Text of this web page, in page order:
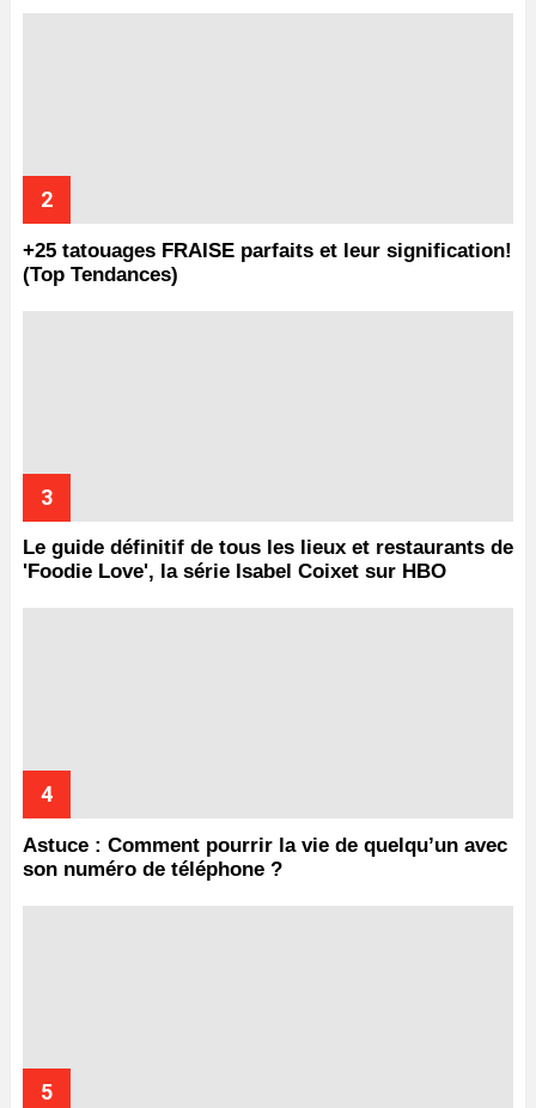
+25 tatouages ​​FRAISE parfaits et leur signification!
(Top Tendances)
Le guide définitif de tous les lieux et restaurants de
'Foodie Love', la série Isabel Coixet sur HBO
Astuce : Comment pourrir la vie de quelqu’un avec
son numéro de téléphone ?